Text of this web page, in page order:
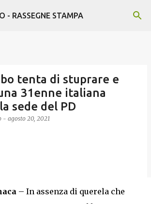
ai contenuti principali
- RASSEGNE STAMPA
tenta di stuprare e
31enne italiana
sede del PD
- agosto 20, 2021
– In assenza di querela che